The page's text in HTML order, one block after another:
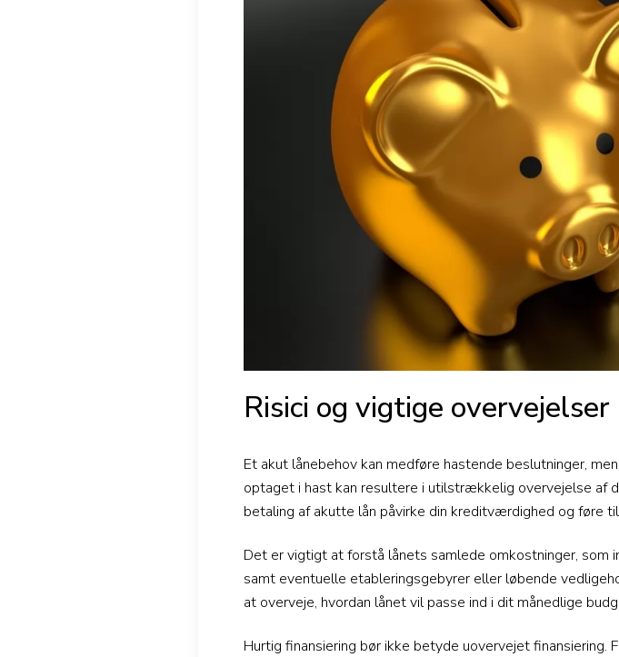
Risici og vigtige overvejelser
Et akut lånebehov kan medføre hastende beslutninger,
optaget i hast kan resultere i utilstrækkelig overvejelse af
betaling af akutte lån påvirke din kreditværdighed og føre
Det er vigtigt at forstå lånets samlede omkostninger,
samt eventuelle etableringsgebyrer eller løbende
at overveje, hvordan lånet vil passe ind i dit månedlige
Hurtig finansiering bør ikke betyde uovervejet